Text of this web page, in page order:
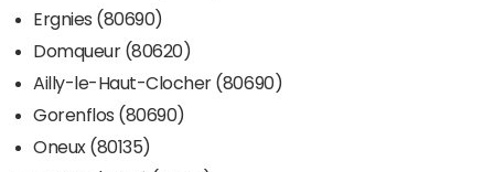
Ergnies (80690)
Domqueur (80620)
Ailly-le-Haut-Clocher (80690)
Gorenflos (80690)
Oneux (80135)